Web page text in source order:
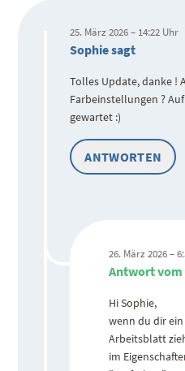
25. März 2026 – 14:22 Uhr
Sophie sagt
Tolles Update, danke !
Farbeinstellungen ?
gewartet :)
ANTWORTEN
26. März 2026 –
Antwort vom
Hi Sophie,
wenn du dir
Arbeitsblatt
im